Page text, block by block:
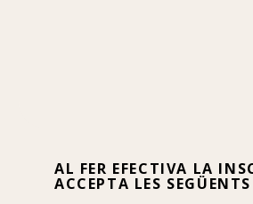
AL FER EFECTIVA LA
ACCEPTA LES SEGÜENTS